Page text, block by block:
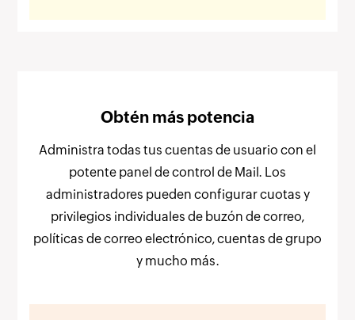
Obtén más potencia
Administra todas tus cuentas de usuario con el
potente panel de control de Mail. Los
administradores pueden configurar cuotas y
privilegios individuales de buzón de correo,
políticas de correo electrónico, cuentas de grupo
y mucho más.